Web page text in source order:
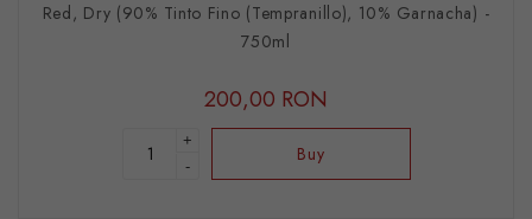
Red, Dry (90% Tinto Fino (Tempranillo), 10% Garnacha) -
750ml
200,00 RON
+
-
Buy